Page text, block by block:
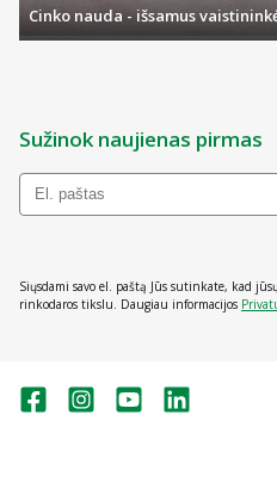
Cinko nauda - išsamus
Sužinok naujienas pirmas
Siųsdami savo el. paštą Jūs sutinkate, kad
rinkodaros tikslu. Daugiau informacijos